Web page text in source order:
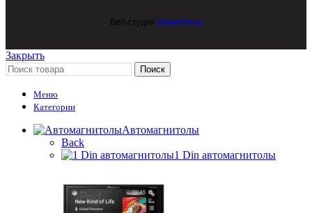
Веб-студия MakerPress
Закрыть
Поиск
Меню
Категории
Автомагнитолы
Back
1 Din автомагнитолы